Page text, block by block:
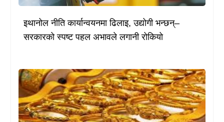
इथानोल नीति कार्यान्वयनमा ढिलाइ, उद्योगी भन्छन्–
सरकारको स्पष्ट पहल अभावले लगानी रोकियो